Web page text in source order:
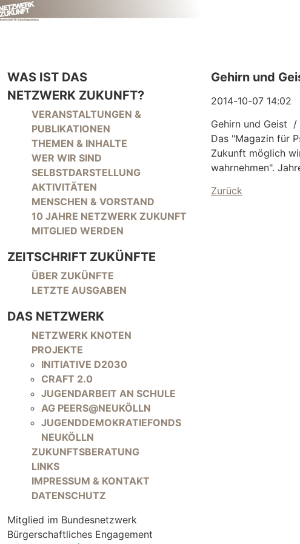
WAS IST DAS
NETZWERK ZUKUNFT?
NAVIGATION ÜBERSPRINGEN
VERANSTALTUNGEN &
PUBLIKATIONEN
THEMEN & INHALTE
WER WIR SIND
SELBSTDARSTELLUNG
AKTIVITÄTEN
MENSCHEN & VORSTAND
10 JAHRE NETZWERK ZUKUNFT
MITGLIED WERDEN
ZEITSCHRIFT ZUKÜNFTE
NAVIGATION ÜBERSPRINGEN
ÜBER ZUKÜNFTE
LETZTE AUSGABEN
DAS NETZWERK
NAVIGATION ÜBERSPRINGEN
NETZWERK KNOTEN
PROJEKTE
INITIATIVE D2030
CRAFT 2.0
JUGENDARBEIT AN SCHULE
AG PEERS@NEUKÖLLN
JUGENDDEMOKRATIEFONDS
NEUKÖLLN
ZUKUNFTSBERATUNG
LINKS
IMPRESSUM & KONTAKT
DATENSCHUTZ
Mitglied im Bundesnetzwerk
Bürgerschaftliches Engagement
Gehirn und
2014-10-07 14:02
Gehirn und Geist /
Das "Magazin für
Zukunft möglich
wahrnehmen".
Zurück